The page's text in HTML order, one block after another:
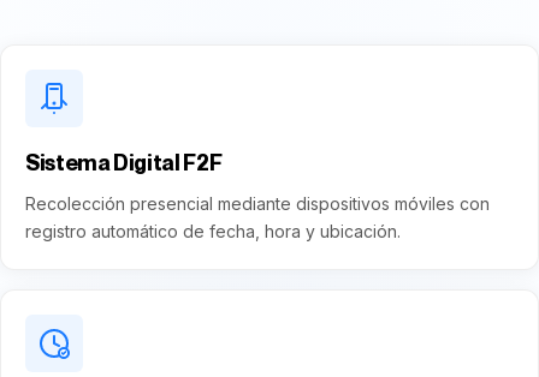
Sistema Digital F2F
Recolección presencial mediante dispositivos móviles con
registro automático de fecha, hora y ubicación.